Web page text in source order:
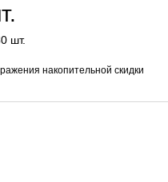
шт.
накопительной скидки